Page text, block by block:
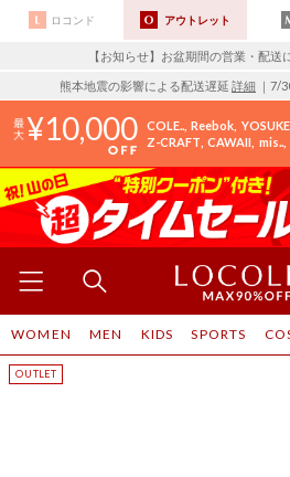
ロコンド アウトレット
【お知らせ】お盆期間の営業・配送
熊本地震の影響による配送遅延 詳細 ｜7/
10,000 COLE.. Reebok YOSUKE
Z-CRAFT CAWAII mis..
WOMEN MEN KIDS SPORTS